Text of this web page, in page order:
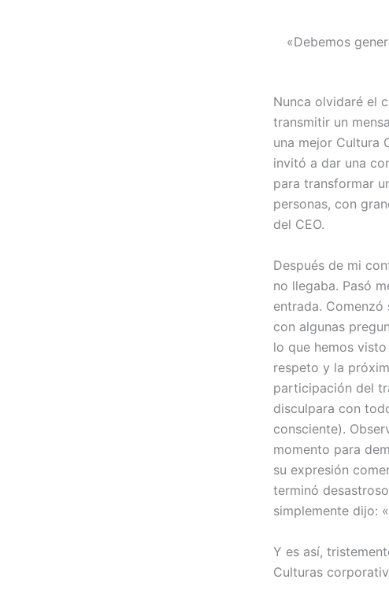
«Debemos
Nunca olvidaré el
transmitir un
una mejor Cultura
invitó a dar una
para transformar
personas, con
del CEO.
Después de mi
no llegaba. Pasó
entrada.
con algunas
lo que hemos
respeto y la
participación del
disculpara con
consciente).
momento para
su expresión
terminó
simplemente dijo:
Y es así,
Culturas